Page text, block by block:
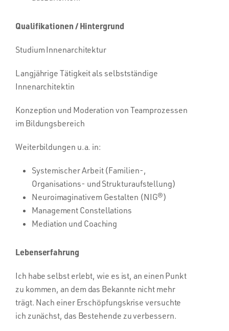
Qualifikationen / Hintergrund
Studium Innenarchitektur
Langjährige Tätigkeit als selbstständige
Innenarchitektin
Konzeption und Moderation von Teamprozessen
im Bildungsbereich
Weiterbildungen u.a. in:
Systemischer Arbeit (Familien-,
Organisations- und Strukturaufstellung)
Neuroimaginativem Gestalten (NIG®)
Management Constellations
Mediation und Coaching
Lebenserfahrung
Ich habe selbst erlebt, wie es ist, an einen Punkt
zu kommen, an dem das Bekannte nicht mehr
trägt. Nach einer Erschöpfungskrise versuchte
ich zunächst, das Bestehende zu verbessern.